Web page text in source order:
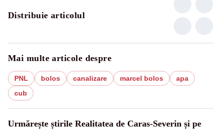
Distribuie articolul
Mai multe articole despre
PNL bolos canalizare marcel bolos
apa
cub
Urmărește știrile Realitatea de Caras-Severin și pe